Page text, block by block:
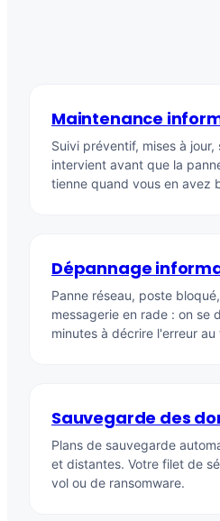
Maintenance
Suivi préventif, mises à
intervient avant que la
tienne quand vous en avez
Dépannage
Panne réseau, poste
messagerie en rade : on se
minutes à décrire l'erreur au
Sauvegarde des
Plans de sauvegarde
et distantes. Votre filet de
vol ou de ransomware.